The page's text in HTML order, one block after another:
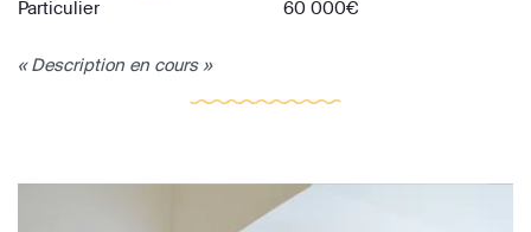
Particulier
60 000€
« Description en cours »